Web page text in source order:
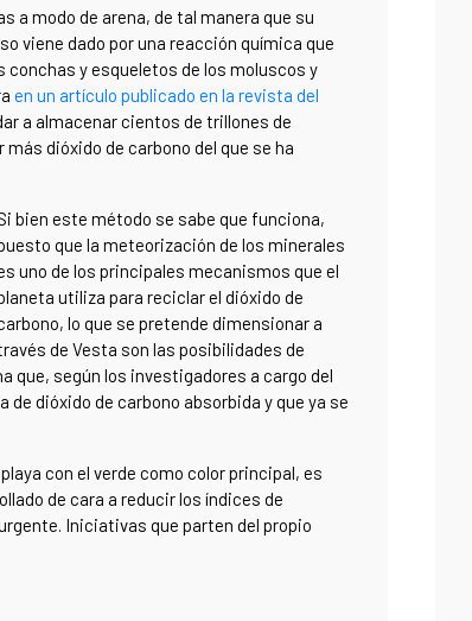
a modo de arena, de tal manera que su
viene dado por una reacción química que
conchas y esqueletos de los moluscos y
en un artículo publicado en la revista del
a almacenar cientos de trillones de
dióxido de carbono del que se ha
bien este método se sabe que funciona,
que la meteorización de los minerales
uno de los principales mecanismos que el
utiliza para reciclar el dióxido de
lo que se pretende dimensionar a
de Vesta son las posibilidades de
que, según los investigadores a cargo del
dióxido de carbono absorbida y que ya se
con el verde como color principal, es
de cara a reducir los índices de
Iniciativas que parten del propio